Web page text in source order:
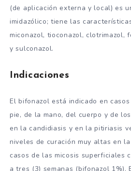
(de aplicación externa y local) es
imidazólico; tiene las
miconazol, tioconazol, clotrimazol,
y sulconazol.
Indicaciones
El bifonazol está indicado en
pie, de la mano, del cuerpo y de
en la candidiasis y en la pitiriasis
niveles de curación muy altas en
casos de las micosis superficiales
a tres (3) semanas (bifonazol 1%).